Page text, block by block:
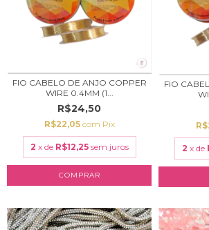
FIO CABELO DE ANJO COPPER
WIRE 0.4MM (1...
R$24,50
R$22,05 com Pix
2 x de R$12,25 sem juros
COMPRAR
FIO
2 x de